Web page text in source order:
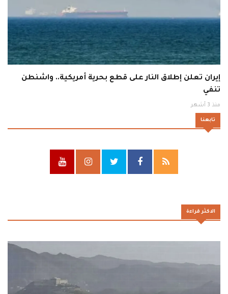
إيران تعلن إطلاق النار على قطع بحرية أمريكية.. واشنطن
تنفي
منذ 3 أشهر
تابعنا
الاكثر قراءة